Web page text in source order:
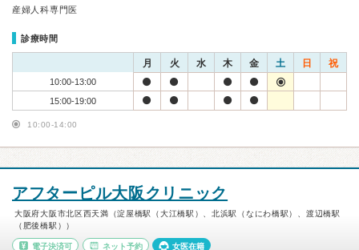
産婦人科専門医
診療時間
月 火 水 木 金 土 日 祝
10:00-13:00
15:00-19:00
10:00-14:00
アフターピル大阪クリニック
大阪府大阪市北区西天満（淀屋橋駅（大江橋駅）、北浜駅（なにわ橋駅）、渡辺橋駅
（肥後橋駅））
電子決済可 ネット予約 女医在籍